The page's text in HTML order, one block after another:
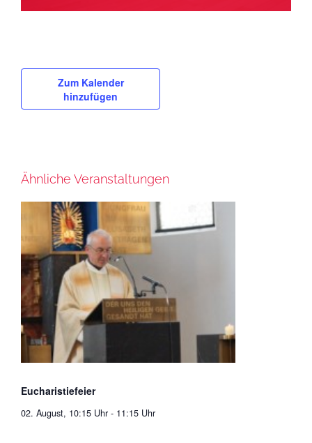
Zum Kalender
hinzufügen
Ähnliche Veranstaltungen
Eucharistiefeier
02. August, 10:15 Uhr - 11:15 Uhr